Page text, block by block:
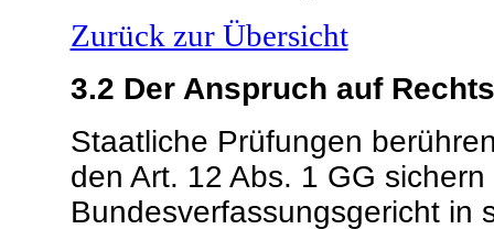
Zurück zur Übersicht
3.2 Der Anspruch auf
Staatliche Prüfungen
den Art. 12 Abs. 1 GG
Bundesverfassungsgericht in